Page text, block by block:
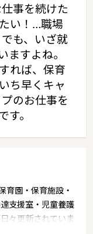
事を続けた
い！…職場
も、いざ就
ますよね。
れば、保育
ち早くキャ
のお仕事を
。
育園・保育施設・
支援室・児童養護
々更新されていま